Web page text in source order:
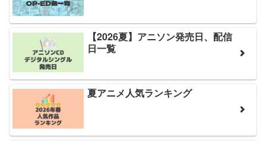
【2026夏】アニソン発売日、配信
日一覧
夏アニメ人気ランキング